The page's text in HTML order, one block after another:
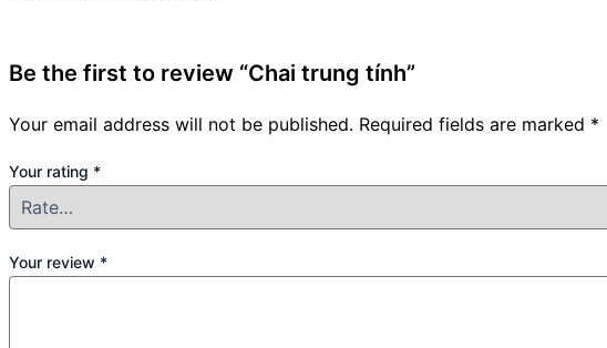
Be the first to review “Chai trung tính”
Your email address will not be published. Required fields are marked *
Your rating *
Your review *